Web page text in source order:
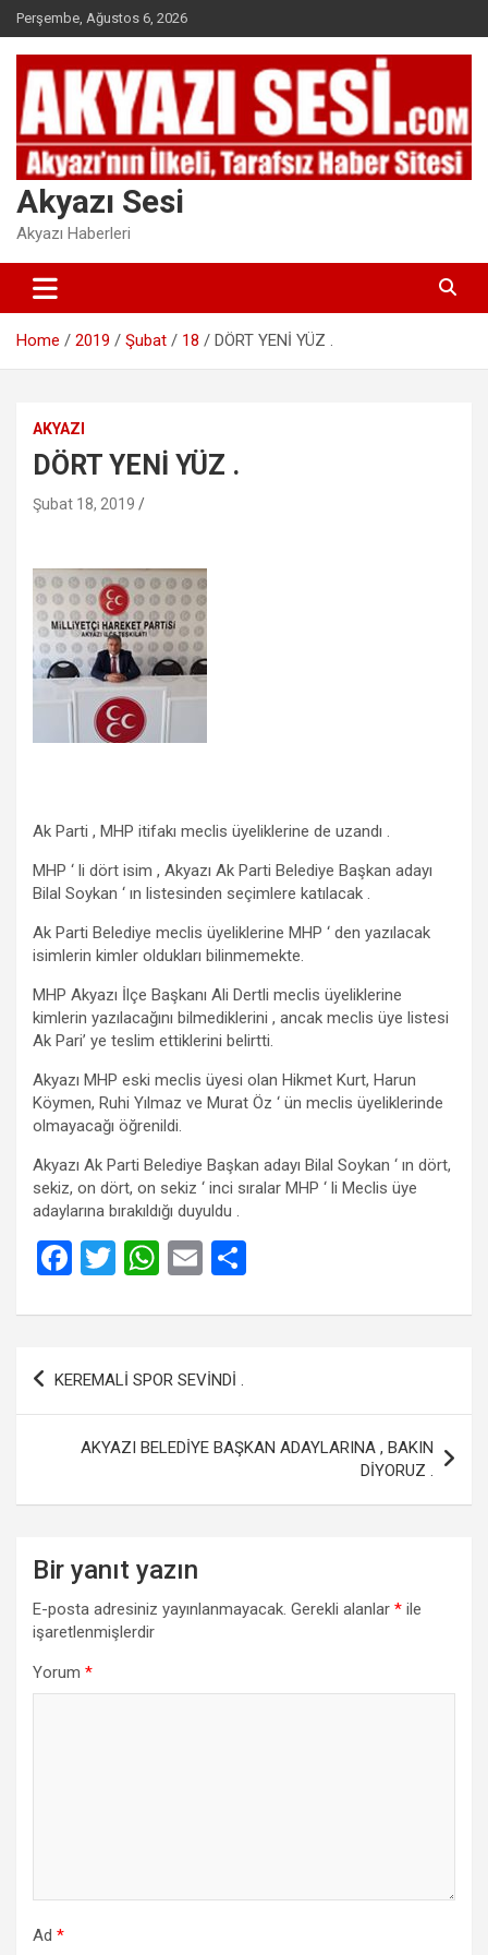
Skip
to
content
Perşembe, Ağustos 6, 2026
Akyazı Sesi
Akyazı Haberleri
Home 2019 Şubat 18 DÖRT YENİ YÜZ .
AKYAZI
DÖRT YENİ YÜZ .
Şubat 18, 2019
Ak Parti , MHP itifakı meclis üyeliklerine de uzandı .
MHP ‘ li dört isim , Akyazı Ak Parti Belediye Başkan adayı
Bilal Soykan ‘ ın listesinden seçimlere katılacak .
Ak Parti Belediye meclis üyeliklerine MHP ‘ den yazılacak
isimlerin kimler oldukları bilinmemekte.
MHP Akyazı İlçe Başkanı Ali Dertli meclis üyeliklerine
kimlerin yazılacağını bilmediklerini , ancak meclis üye listesi
Ak Pari’ ye teslim ettiklerini belirtti.
Akyazı MHP eski meclis üyesi olan Hikmet Kurt, Harun
Köymen, Ruhi Yılmaz ve Murat Öz ‘ ün meclis üyeliklerinde
olmayacağı öğrenildi.
Akyazı Ak Parti Belediye Başkan adayı Bilal Soykan ‘ ın dört,
sekiz, on dört, on sekiz ‘ inci sıralar MHP ‘ li Meclis üye
adaylarına bırakıldığı duyuldu .
F
ce
b
o
o
k
T
tt
er
W
at
s
A
p
p
E
ail ar
Yazı
KEREMALİ SPOR SEVİNDİ .
AKYAZI BELEDİYE BAŞKAN ADAYLARINA , BAKIN
DİYORUZ .
Bir yanıt yazın
E-posta adresiniz yayınlanmayacak. Gerekli alanlar * ile
işaretlenmişlerdir
Yorum *
Ad *